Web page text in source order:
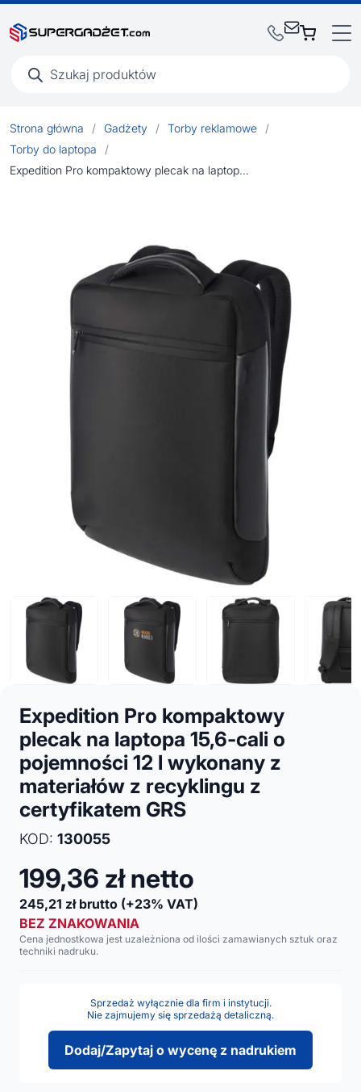
produktów
Strona główna / Gadżety / Torby reklamowe
/
Torby do laptopa
/
Expedition Pro kompaktowy plecak na laptopa 15,6-cali o pojemności 12 l wykonany z materiałów z recyklingu z certyfikatem GRS
Expedition Pro kompaktowy
plecak na laptopa 15,6-cali o
pojemności 12 l wykonany z
materiałów z recyklingu z
certyfikatem GRS
KOD: 130055
199,36 zł netto
245,21 zł brutto (+23% VAT)
BEZ ZNAKOWANIA
Cena jednostkowa jest uzależniona od ilości zamawianych sztuk oraz
techniki nadruku.
Sprzedaż wyłącznie dla firm i instytucji.
Nie zajmujemy się sprzedażą detaliczną.
Dodaj/Zapytaj o wycenę z nadrukiem